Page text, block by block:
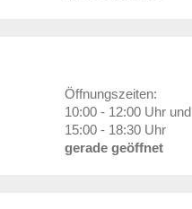
Öffnungszeiten:
10:00 - 12:00 Uhr und
15:00 - 18:30 Uhr
gerade geöffnet